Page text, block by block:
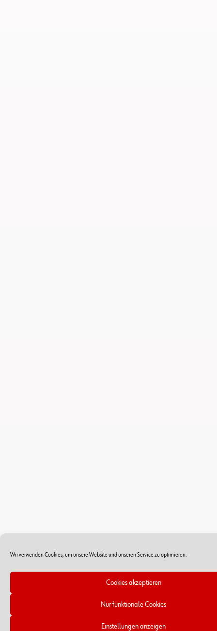
Wir verwenden Cookies, um unsere Website und unseren Service zu optimieren.
Cookies akzeptieren
Nur funktionale Cookies
Einstellungen anzeigen